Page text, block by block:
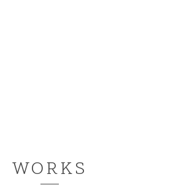
WORKS